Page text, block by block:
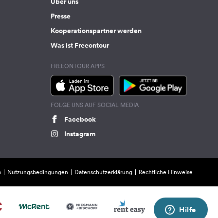
Presse
Kooperationspartner werden
Was ist Freeontour
FREEONTOUR APPS
FOLGE UNS AUF SOCIAL MEDIA
Facebook
Instagram
Nutzungsbedingungen Datenschutzerklärung Rechtliche Hinweise
Hilfe